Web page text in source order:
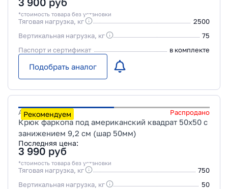
*стоимость товара без установки
Тяговая нагрузка, кг
2500
Вертикальная нагрузка, кг
75
Паспорт и сертификат
в комплекте
Подобрать аналог
Рекомендуем
АртикулKU-03 Распродано
Крюк фаркопа под американский квадрат 50х50 с
занижением 9,2 см (шар 50мм)
Последняя цена:
3 990 руб
*стоимость товара без установки
Тяговая нагрузка, кг
750
Вертикальная нагрузка, кг
50